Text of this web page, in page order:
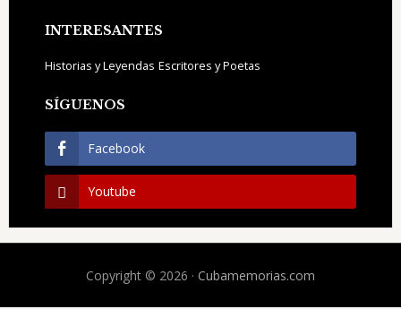
INTERESANTES
Historias y Leyendas Escritores y Poetas
SÍGUENOS
Facebook
Youtube
Copyright © 2026 · Cubamemorias.com